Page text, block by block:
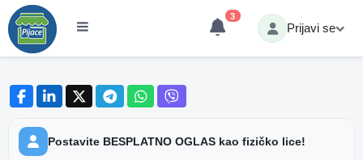
3
Prijavi se
Postavite BESPLATNO OGLAS kao fizičko lice!